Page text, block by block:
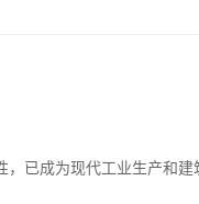
，已成为现代工业生产和